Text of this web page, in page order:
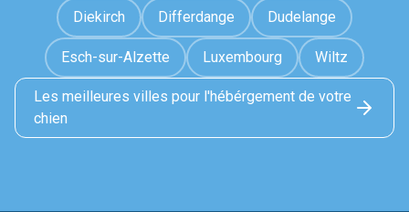
Diekirch Differdange Dudelange
Esch-sur-Alzette Luxembourg Wiltz
Les meilleures villes pour l'hébérgement de votre
chien